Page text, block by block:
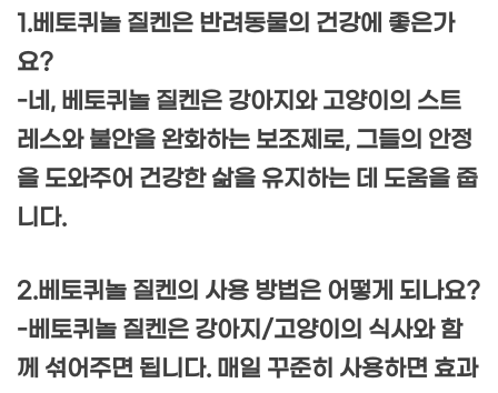
1.베토퀴놀 질켄은 반려동물의 건강에 좋은가
요?
-네, 베토퀴놀 질켄은 강아지와 고양이의 스트
레스와 불안을 완화하는 보조제로, 그들의 안정
을 도와주어 건강한 삶을 유지하는 데 도움을 줍
니다.
2.베토퀴놀 질켄의 사용 방법은 어떻게 되나요?
-베토퀴놀 질켄은 강아지/고양이의 식사와 함
께 섞어주면 됩니다. 매일 꾸준히 사용하면 효과